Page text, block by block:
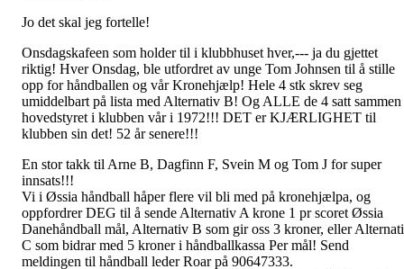
Jo det skal jeg fortelle!
Onsdagskafeen som holder til i klubbhuset hver,--- ja du gjettet
riktig! Hver Onsdag, ble utfordret av unge Tom Johnsen til å stille
opp for håndballen og vår Kronehjælp! Hele 4 stk skrev seg
umiddelbart på lista med Alternativ B! Og ALLE de 4 satt
hovedstyret i klubben vår i 1972!!! DET er KJÆRLIGHET til
klubben sin det! 52 år senere!!!
En stor takk til Arne B, Dagfinn F, Svein M og Tom J for super
innsats!!!
Vi i Øssia håndball håper flere vil bli med på kronehjælpa, og
oppfordrer DEG til å sende Alternativ A krone 1 pr scoret Øssia
Danehåndball mål, Alternativ B som gir oss 3 kroner, eller
C som bidrar med 5 kroner i håndballkassa Per mål! Send
meldingen til håndball leder Roar på 90647333.